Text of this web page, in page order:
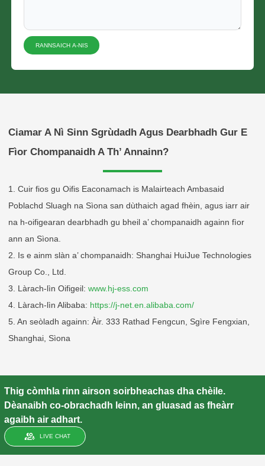
RANNSAICH A-NIS
Ciamar A Nì Sinn Sgrùdadh Agus Dearbhadh Gur E
Fìor Chompanaidh A Th’ Annainn?
1. Cuir fios gu Oifis Eaconamach is Malairteach Ambasaid
Poblachd Sluagh na Sìona san dùthaich agad fhèin, agus iarr air
na h-oifigearan dearbhadh gu bheil a’ chompanaidh againn fìor
ann an Sìona.
2. Is e ainm slàn a’ chompanaidh: Shanghai HuiJue Technologies
Group Co., Ltd.
3. Làrach-lìn Oifigeil: www.hj-ess.com
4. Làrach-lìn Alibaba: https://j-net.en.alibaba.com/
5. An seòladh againn: Àir. 333 Rathad Fengcun, Sgìre Fengxian,
Shanghai, Sìona
Thig còmhla rinn airson soirbheachas dha chèile.
Dèanaibh co-obrachadh leinn, an gluasad as fheàrr
agaibh air adhart.
LIVE CHAT
Send Teachdaireachd